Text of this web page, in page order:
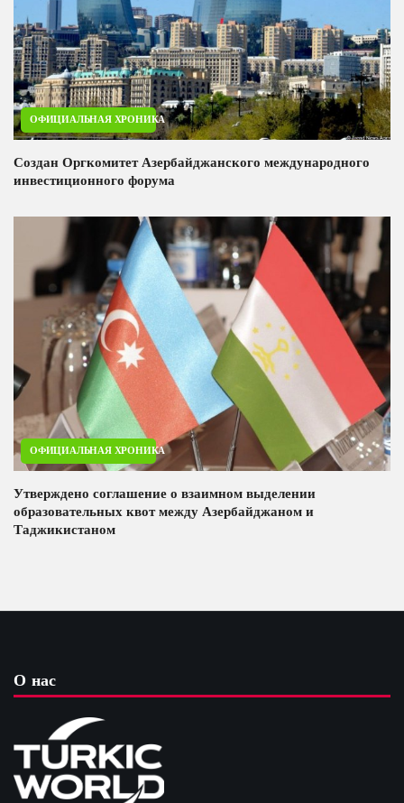
ОФИЦИАЛЬНАЯ ХРОНИКА
Создан Оргкомитет Азербайджанского международного
инвестиционного форума
ОФИЦИАЛЬНАЯ ХРОНИКА
Утверждено соглашение о взаимном выделении
образовательных квот между Азербайджаном и
Таджикистаном
О нас